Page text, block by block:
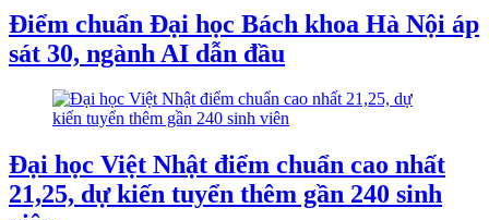
Điểm chuẩn Đại học Bách khoa Hà Nội áp
sát 30, ngành AI dẫn đầu
Đại học Việt Nhật điểm chuẩn cao nhất
21,25, dự kiến tuyển thêm gần 240 sinh